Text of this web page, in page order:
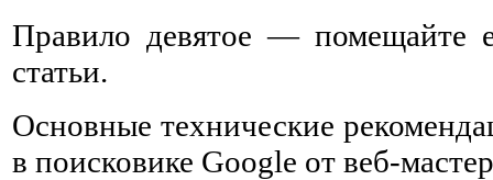
Правило девятое — помещайте
статьи.
Основные технические
в поисковике Google от веб-